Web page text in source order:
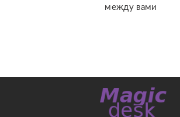
между вами